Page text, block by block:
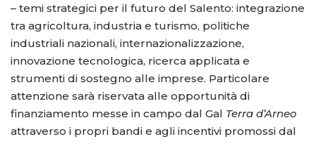
– temi strategici per il futuro del Salento: integrazione
tra agricoltura, industria e turismo, politiche
industriali nazionali, internazionalizzazione,
innovazione tecnologica, ricerca applicata e
strumenti di sostegno alle imprese. Particolare
attenzione sarà riservata alle opportunità di
finanziamento messe in campo dal Gal Terra d’Arneo
attraverso i propri bandi e agli incentivi promossi dal